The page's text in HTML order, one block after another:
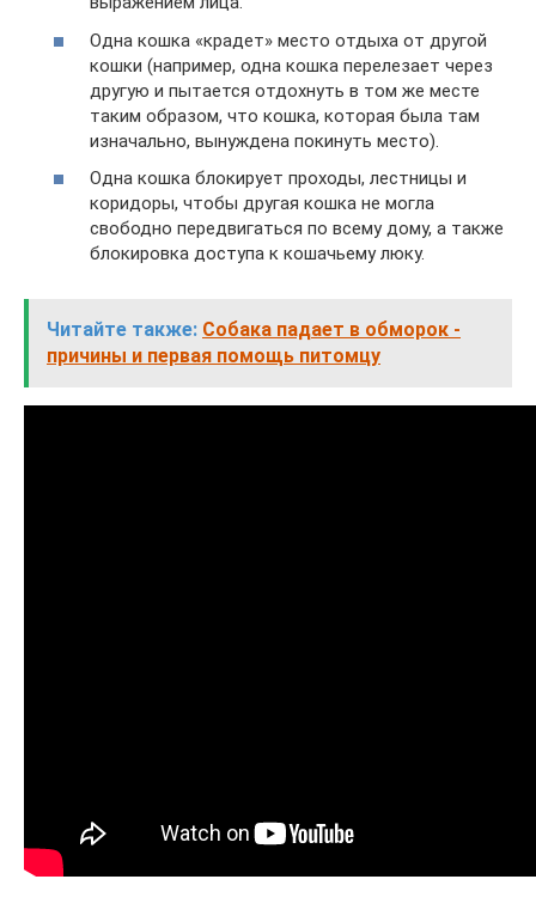
Одна кошка «крадет» место отдыха от другой
кошки (например, одна кошка перелезает через
другую и пытается отдохнуть в том же месте
таким образом, что кошка, которая была там
изначально, вынуждена покинуть место).
Одна кошка блокирует проходы, лестницы и
коридоры, чтобы другая кошка не могла
свободно передвигаться по всему дому, а также
блокировка доступа к кошачьему люку.
Читайте также: Собака падает в обморок -
причины и первая помощь питомцу